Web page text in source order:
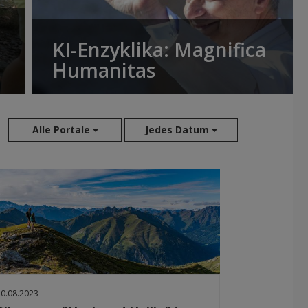
KI-Enzyklika: Magnifica
Humanitas
Alle Portale Jedes Datum
Aug 2026
Jul 2026
Jun 2026
Mai 2026
Apr 2026
Mär 2026